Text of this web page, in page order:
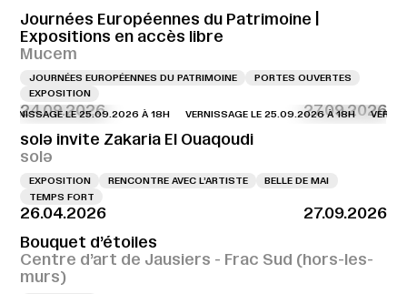
Journées Européennes du Patrimoine |
Expositions en accès libre
Mucem
JOURNÉES EUROPÉENNES DU PATRIMOINE
PORTES OUVERTES
EXPOSITION
24.09.2026 27.09.2026
LE 25.09.2026 À 18H VERNISSAGE LE 25.09.2026 À 18H
solə invite Zakaria El Ouaqoudi
solə
EXPOSITION RENCONTRE AVEC L’ARTISTE
BELLE DE MAI
TEMPS FORT
26.04.2026
27.09.2026
Bouquet d’étoiles
Centre d’art de Jausiers - Frac Sud (hors-les-
murs)